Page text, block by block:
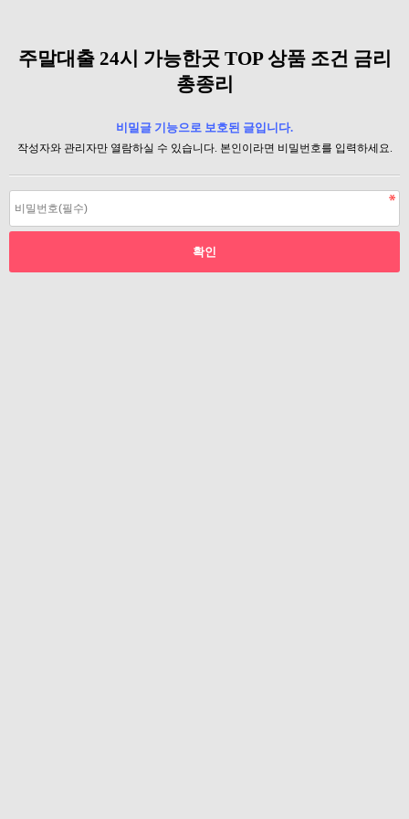
주말대출 24시 가능한곳 TOP 상품 조건 금리
총종리
비밀글 기능으로 보호된 글입니다.
작성자와 관리자만 열람하실 수 있습니다. 본인이라면 비밀번호를 입력하세요.